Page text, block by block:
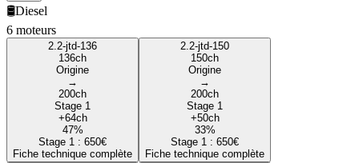
🛢️Diesel
6 moteurs
2.2-jtd-136
136ch
Origine
→
200ch
Stage 1
+64ch
47%
Stage 1 : 650€
Fiche technique complète
2.2-jtd-150
150ch
Origine
→
200ch
Stage 1
+50ch
33%
Stage 1 : 650€
Fiche technique complète